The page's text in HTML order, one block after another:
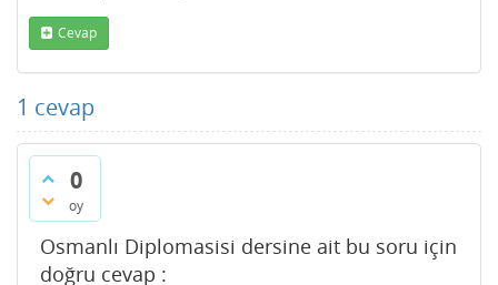
Cevap
1 cevap
0
oy
Osmanlı Diplomasisi dersine ait bu soru için
doğru cevap :